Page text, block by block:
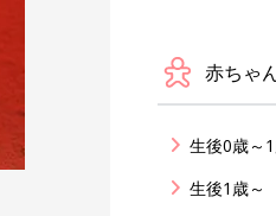
赤ちゃ
生後0歳～
生後1歳～